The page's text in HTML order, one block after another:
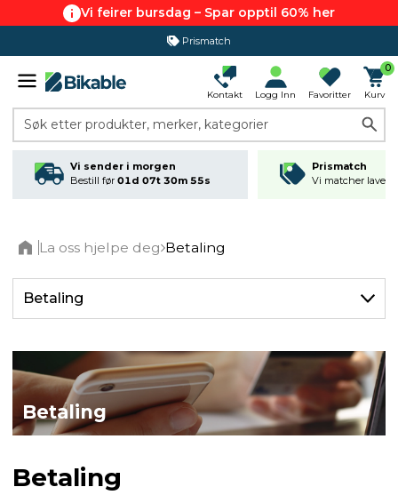
Vi feirer bursdag – Spar opptil 60% her
Prismatch
Kontakt Logg Inn Favoritter
0
Kurv
Søk etter produkter, merker, kategorier
Vi sender i morgen
Bestill før 01d 07t 30m 54s
Prismatch
Vi matcher
La oss hjelpe deg Betaling
Betaling
Betaling
Betaling